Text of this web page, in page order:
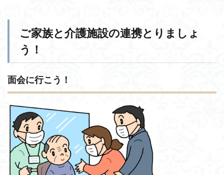
ご家族と介護施設の連携とりましょ
う！
面会に行こう！